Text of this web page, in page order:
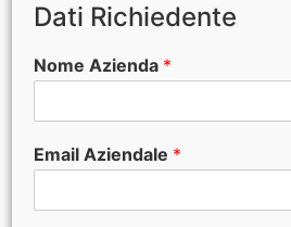
Dati Richiedente
Nome Azienda *
Email Aziendale *